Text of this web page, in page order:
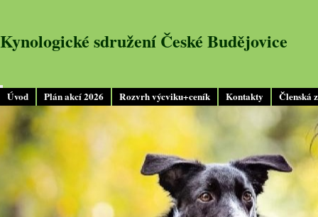
Úvod Plán akcí 2026 Rozvrh výcviku+ceník Kontakty Členská
Kynologické sdružení České Budějovice